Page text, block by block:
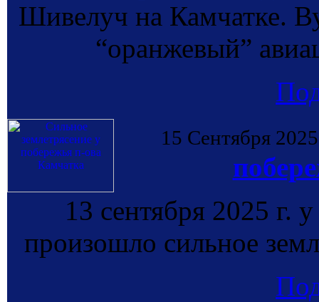
Шивелуч на Камчатке.
“оранжевый”
15 Сентября 2025
13 сентября 2025 г.
произошло сильное